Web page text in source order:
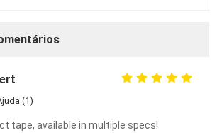
(1)
tape, available in multiple specs!